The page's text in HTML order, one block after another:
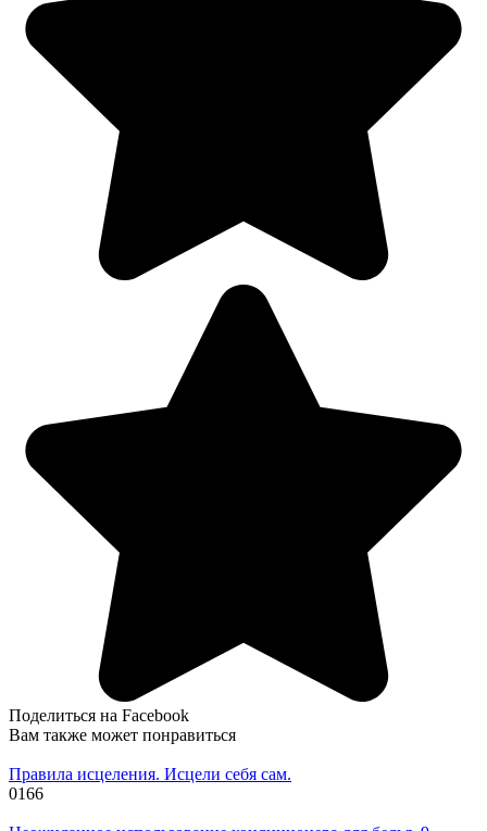
Поделиться на Facebook
Вам также может понравиться
Правила исцеления. Исцели себя сам.
0166